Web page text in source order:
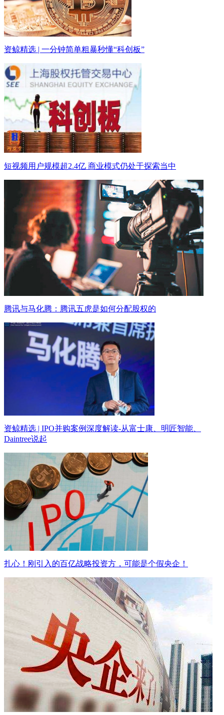
资鲸精选 | 一分钟简单粗暴秒懂“科创板”
短视频用户规模超2.4亿 商业模式仍处于探索当中
腾讯与马化腾：腾讯五虎是如何分配股权的
资鲸精选 | IPO并购案例深度解读-从富士康、明匠智能、
Daintree说起
扎心！刚引入的百亿战略投资方，可能是个假央企！